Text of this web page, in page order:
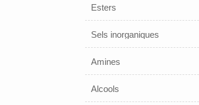
Esters
Sels inorganiques
Amines
Alcools